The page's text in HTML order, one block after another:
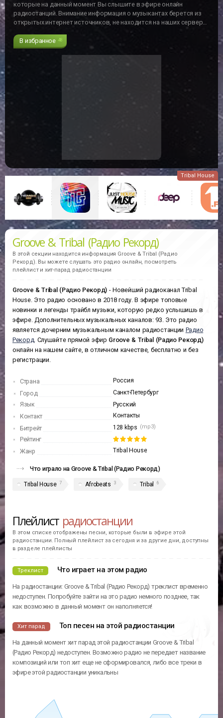
которые на данный момент Вы слышите в эфире онлайн
радиостанций. Внимание информация о музыкантах берется из
открытых интернет источников, не находится на наших серверах
и может не отвечать действительности!!!
В избранное 48
Tribal House
Groove & Tribal (Радио Рекорд)
В этой секции находится информация Groove & Tribal (Радио
Рекорд). Вы можете слушать это радио онлайн, посмотреть
плейлист и хит-парад радиостанции
Groove & Tribal (Радио Рекорд) - Новейший радиоканал Tribal
House. Это радио основано в 2018 году. В эфире топовые
новинки и легенды трайбл музыки, которую редко услышишь в
эфире. Дополнительных музыкальных каналов: 93. Это радио
является дочерним музыкальным каналом радиостанции Радио
Рекорд . Слушайте прямой эфир Groove & Tribal (Радио Рекорд)
онлайн на нашем сайте, в отличном качестве, бесплатно и без
регистрации.
Страна
Россия
Город
Санкт-Петербург
Язык
Русский
Контакт
Контакты
Битрейт
128 kbps (mp3)
Рейтинг
Жанр
Tribal House
Что играло на Groove & Tribal (Радио Рекорд)
Tribal House 7 Afrobeats 3 Tribal 6
Плейлист радиостанции
В этом списке отображены песни, которые были в эфире этой
радиостанции. Полный плейлист за сегодня и за другие дни, доступны
в разделе плейлисты
Треклист Что играет на этом радио
На радиостанции: Groove & Tribal (Радио Рекорд) треклист временно
недоступен. Попробуйте зайти на это радио немного позднее, так
как возможно в данный момент он наполняется!
Хит парад Топ песен на этой радиостанции
На данный момент хит парад этой радиостанции Groove & Tribal
(Радио Рекорд) недоступен. Возможно радио не передает название
композиций или топ хит еще не сформировался, либо все треки в
эфире этой радиостанции уникальны